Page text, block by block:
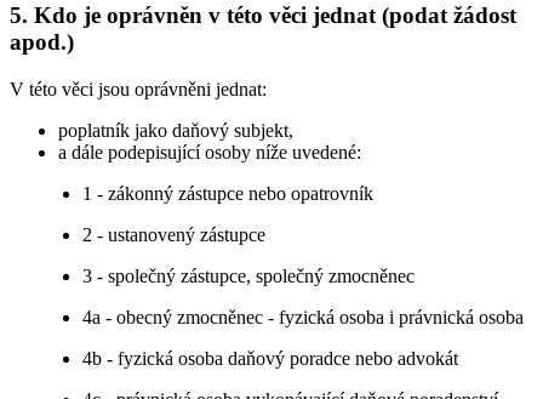
5. Kdo je oprávněn v této věci jednat (podat žádost
apod.)
V této věci jsou oprávněni jednat:
poplatník jako daňový subjekt,
a dále podepisující osoby níže uvedené:
1 - zákonný zástupce nebo opatrovník
2 - ustanovený zástupce
3 - společný zástupce, společný zmocněnec
4a - obecný zmocněnec - fyzická osoba i právnická osoba
4b - fyzická osoba daňový poradce nebo advokát